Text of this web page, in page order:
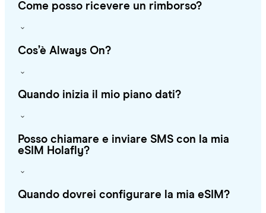
Come posso ricevere un rimborso?
Cos’è Always On?
Quando inizia il mio piano dati?
Posso chiamare e inviare SMS con la mia
eSIM Holafly?
Quando dovrei configurare la mia eSIM?